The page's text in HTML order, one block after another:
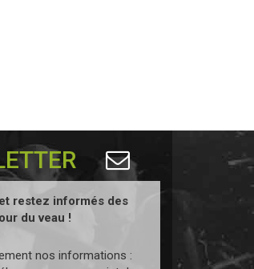
restez informés des
du veau !
nos informations :